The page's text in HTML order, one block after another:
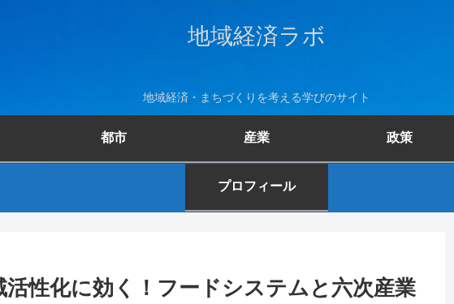
地域経済ラボ
地域経済・まちづくりを考える学びのサイト
都市 産業 政策
プロフィール
性化に効く！フードシステムと六次産業